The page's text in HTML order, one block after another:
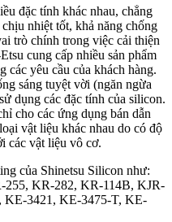
đặc tính khác nhau, chẳng
nhiệt tốt, khả năng chống
trò chính trong việc cải thiện
cung cấp nhiều sản phẩm
các yêu cầu của khách hàng.
sáng tuyệt vời (ngăn ngừa
dụng các đặc tính của silicon.
cho các ứng dụng bán dẫn
vật liệu khác nhau do có độ
các vật liệu vô cơ.
của Shinetsu Silicon như:
KR-282, KR-114B, KJR-
KE-3421, KE-3475-T, KE-